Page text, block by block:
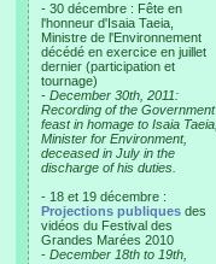
- 30 décembre : Fête en
l'honneur d'Isaia Taeia,
Ministre de l'Environnement
décédé en exercice en juillet
dernier (participation et
tournage)
- December 30th, 2011:
Recording of the Government
feast in homage to Isaia Taeia,
Minister for Environment,
deceased in July in the
discharge of his duties.
- 18 et 19 décembre :
Projections publiques des
vidéos du Festival des
Grandes Marées 2010
- December 18th to 19th,